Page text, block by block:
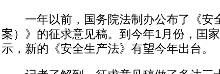
一年以前，国务院法制办公布了《安
案）》的征求意见稿。到今年1月份，囯
示，新的《安全生产法》有望今年出台。